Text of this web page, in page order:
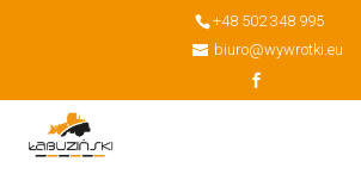
+48 502 348 995
biuro@wywrotki.eu